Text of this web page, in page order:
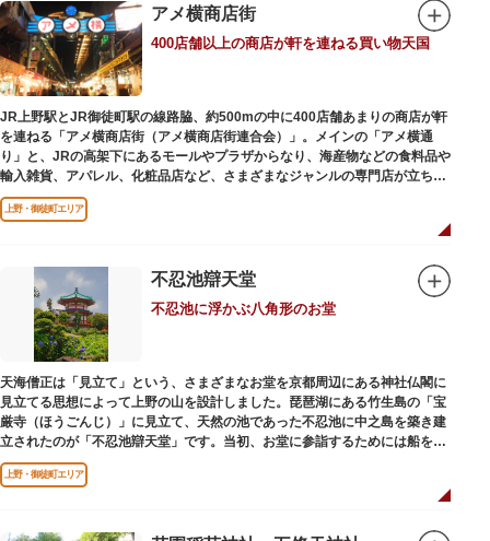
と菊細工を主とした花園（かえん）として誕生しました。明治時代に入ると
遊戯施設が置かれ、珍鳥や猛獣、見世物の展示などでも評判に。全国有数の
動物園としても知られるようになりました。戦後は遊園地として再開し、温
かさと懐かしさを併せ持つレトロなアトラクションや雰囲気で人気のスポッ
トとなっています。幼児（0歳～4歳）は入園とのりもの料が無料で、年齢や
身長制限の無いアトラクションもあり、子どもの遊園地デビューにもぴった
りです。
アメ横商店街
400店舗以上の商店が軒を連ねる買い物天国
JR上野駅とJR御徒町駅の線路脇、約500mの中に400店舗あまりの商店が軒
を連ねる「アメ横商店街（アメ横商店街連合会）」。メインの「アメ横通
り」と、JRの高架下にあるモールやプラザからなり、海産物などの食料品や
輸入雑貨、アパレル、化粧品店など、さまざまなジャンルの専門店が立ち並
んでいます。活気ある呼び込みが飛び交うなかで、店員さんとの会話も楽し
みながら目玉商品や特価品を探せるのが魅力のひとつ。年末の叩き売りは風
アメ横のはじまりは、物資が底をついた第二次世界大戦後にできた闇市。多
くの闇市が的屋の仕切りであったのに対して、アメ横は満州からの復員兵が
共同体となり連合会を結成。出店を統制し、商店街が形成されました。
当時、JR上野駅のすぐ南に発生した闇市は、飴を販売する屋台があったこと
から「アメヤ横丁（飴屋通り）」と呼ばれるように。反対側のJR御徒町付近
には、アメリカ進駐軍の放出物資を販売する店ができたので「アメリカ横丁
（アメリカ通り）」と呼ばれるようになりました。この2つのエリアが統合
され、今の「アメ横」になったと言われています。
上野・御徒町エリア
不忍池辯天堂
不忍池に浮かぶ八角形のお堂
天海僧正は「見立て」という、さまざまなお堂を京都周辺にある神社仏閣に
見立てる思想によって上野の山を設計しました。琵琶湖にある竹生島の「宝
厳寺（ほうごんじ）」に見立て、天然の池であった不忍池に中之島を築き建
立されたのが「不忍池辯天堂」です。当初、お堂に参詣するためには船を使
用していましたが、参詣者が増えたことから橋がかけられました。不忍池の
どこからでも参拝できるように、八角形の建物になったと言われ、7月から8
上野・御徒町エリア